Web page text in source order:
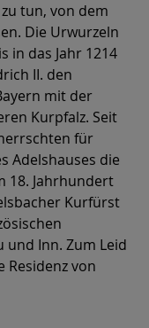
tun, von dem
Die Urwurzeln
in das Jahr 1214
II. den
mit der
Kurpfalz. Seit
für
Adelshauses die
18. Jahrhundert
Kurfürst
und Inn. Zum Leid
Residenz von